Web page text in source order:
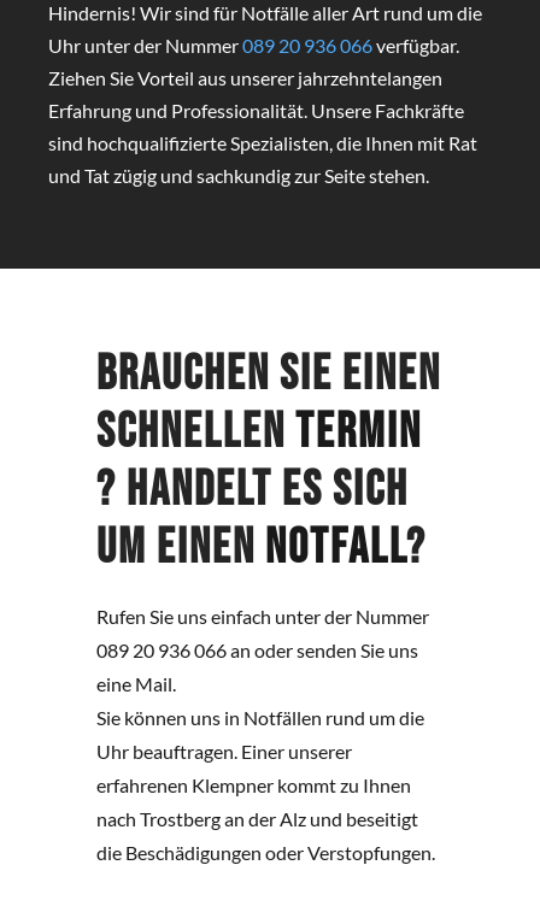
Hindernis! Wir sind für Notfälle aller Art rund um die
Uhr unter der Nummer089 20 936 066verfügbar.
Ziehen Sie Vorteil aus unserer jahrzehntelangen
Erfahrung und Professionalität. Unsere Fachkräfte
sind hochqualifizierte Spezialisten, die Ihnen mit Rat
und Tat zügig und sachkundig zur Seite stehen.
Brauchen Sie einen
schnellen Termin
? Handelt es sich
um einen Notfall?
Rufen Sie uns einfach unter der Nummer
089 20 936 066 an oder senden Sie uns
eine Mail.
Sie können uns in Notfällen rund um die
Uhr beauftragen. Einer unserer
erfahrenen Klempner kommt zu Ihnen
nach Trostberg an der Alz und beseitigt
die Beschädigungen oder Verstopfungen.